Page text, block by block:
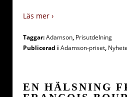
Läs mer ›
Taggar:Adamson, Prisutdelning
Publicerad i Adamson-priset,
EN HÄLSNING